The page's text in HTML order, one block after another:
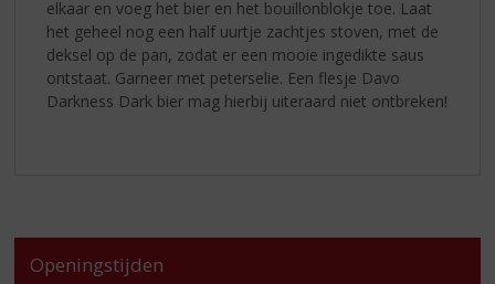
elkaar en voeg het bier en het bouillonblokje toe. Laat
het geheel nog een half uurtje zachtjes stoven, met de
deksel op de pan, zodat er een mooie ingedikte saus
ontstaat. Garneer met peterselie. Een flesje Davo
Darkness Dark bier mag hierbij uiteraard niet ontbreken!
Openingstijden